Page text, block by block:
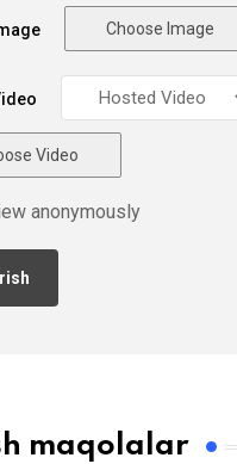
Choose Image
Video
anonymously
maqolalar